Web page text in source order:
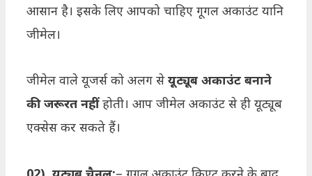
आसान है। इसके लिए आपको चाहिए गूगल अकाउंट यानि
जीमेल।
जीमेल वाले यूजर्स को अलग सेयूट्यूब अकाउंट बनाने
की जरूरत नहींहोती। आप जीमेल अकाउंट से ही यूट्यूब
एक्सेस कर सकते हैं।